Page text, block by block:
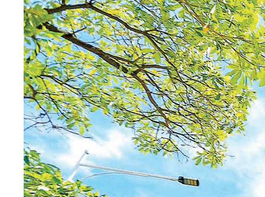
公司簡介
董事長寄語
公司動態
Wafer foundry solution晶圓代工解決方案
了解更多
工藝平臺
公司成立于2001年，并于2010年在深圳證券交易所創業板上市
（股票簡稱：英唐智控，股票代碼：300131），公司總部位于深
圳市寶安區海納百川總部大廈，主要從事電子元器件分銷、芯片
研發、設計及制造等業務，在全球四個國家或地區設立有22個分
公司或子公司，是中國領先的半導體元器件綜合解決方案供應商
之一。公司的發展歷程：2015年前主要從事智能控制器、智能家
居等產品的研發、生產及銷售。2015年公司先后完成并購華商